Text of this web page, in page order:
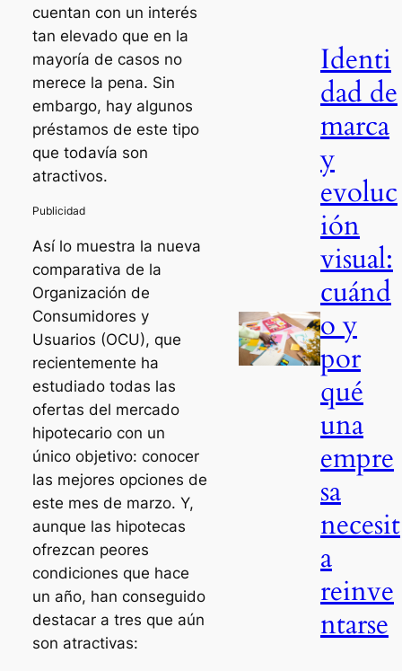
cuentan con un interés
tan elevado que en la
mayoría de casos no
merece la pena. Sin
embargo, hay algunos
préstamos de este tipo
que todavía son
atractivos.
Así lo muestra la nueva
comparativa de la
Organización de
Consumidores y
Usuarios (OCU), que
recientemente ha
estudiado todas las
ofertas del mercado
hipotecario con un
único objetivo: conocer
las mejores opciones de
este mes de marzo. Y,
aunque las hipotecas
ofrezcan peores
condiciones que hace
un año, han conseguido
destacar a tres que aún
son atractivas:
Identi
dad de
marca
y
evoluc
ión
visual:
cuánd
o y
por
qué
una
empre
sa
necesit
a
reinve
ntarse